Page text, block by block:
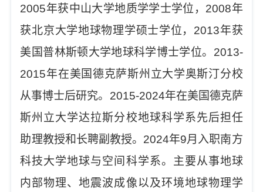
2005年获中山大学地质学学士学位，2008年
获北京大学地球物理学硕士学位，2013年获
美国普林斯顿大学地球科学博士学位。2013-
2015年在美国德克萨斯州立大学奥斯汀分校
从事博士后研究。2015-2024年在美国德克萨
斯州立大学达拉斯分校地球科学系先后担任
助理教授和长聘副教授。2024年9月入职南方
科技大学地球与空间科学系。主要从事地球
内部物理、地震波成像以及环境地球物理学